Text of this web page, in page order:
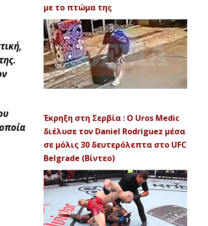
με το πτώμα της
Έκρηξη στη Σερβία : Ο Uros Medic
διέλυσε τον Daniel Rodriguez μέσα
σε μόλις 30 δευτερόλεπτα στο UFC
Belgrade (Βίντεο)